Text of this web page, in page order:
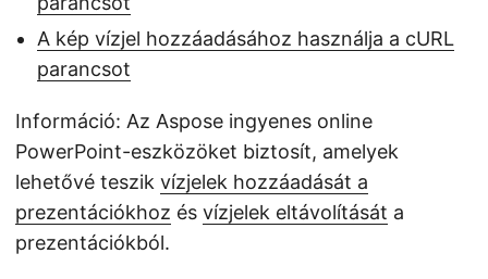
A kép vízjel hozzáadásához használja a cURL
parancsot
Információ: Az Aspose ingyenes online
PowerPoint-eszközöket biztosít, amelyek
lehetővé teszik vízjelek hozzáadását a
prezentációkhoz és vízjelek eltávolítását a
prezentációkból.